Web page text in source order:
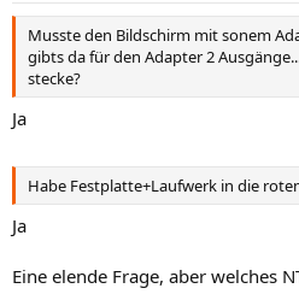
Musste den Bildschirm mit sonem
gibts da für den Adapter 2
stecke?
Ja
Habe Festplatte+Laufwerk in die
Ja
Eine elende Frage, aber welches